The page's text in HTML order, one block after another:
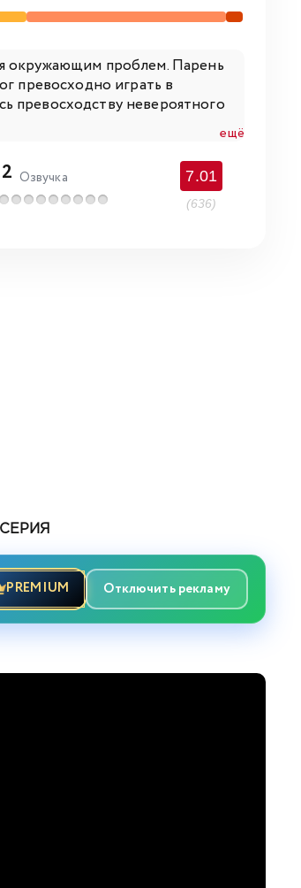
окружающим проблем. Парень
превосходно играть в
превосходству невероятного
ещё
Озвучка 7.01
(636)
PREMIUM Отключить рекламу